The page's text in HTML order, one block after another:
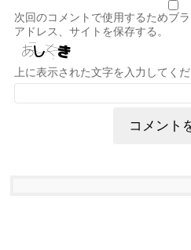
次回のコメントで使用するためブ
アドレス、サイトを保存する。
上に表示された文字を入力してくだ